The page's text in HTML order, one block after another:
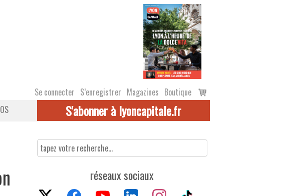
Se connecter S’enregistrer Magazines Boutique
Voir
le
S'abonner à lyoncapitale.fr
réseaux sociaux